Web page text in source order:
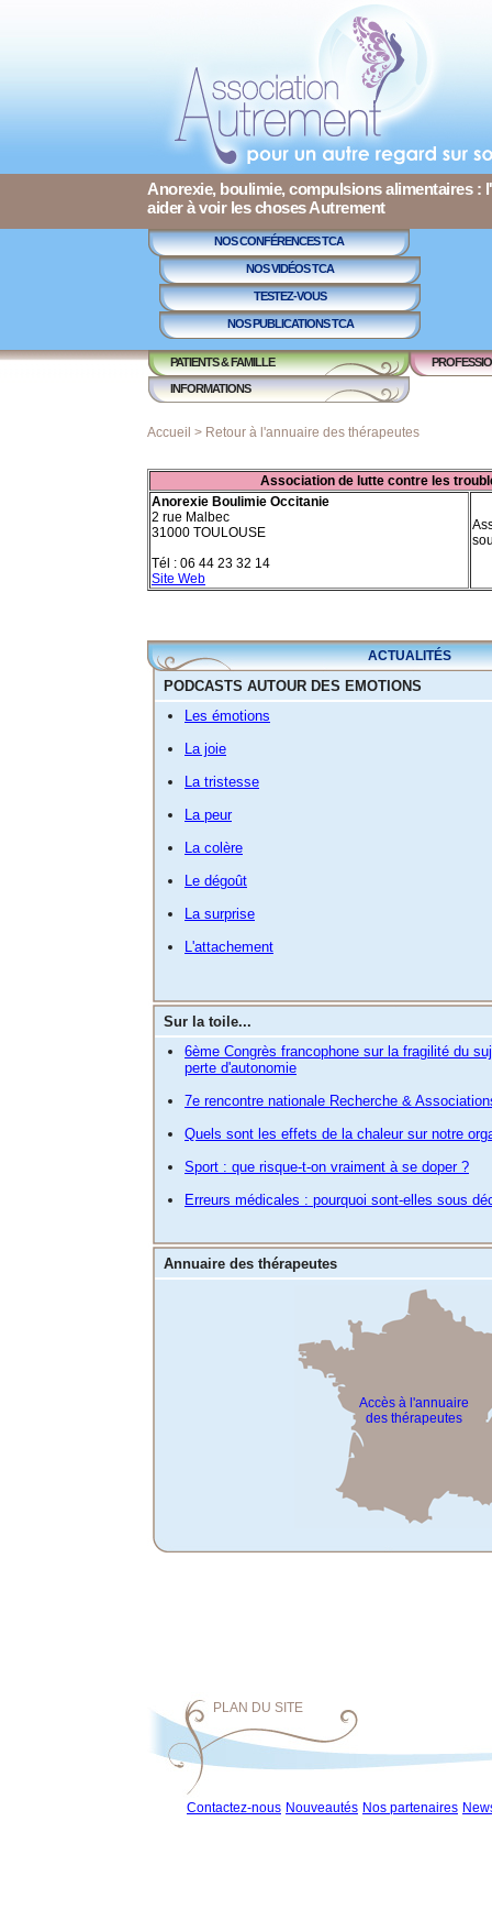
Anorexie, boulimie, compulsions alimentaires :
aider à voir les choses Autrement
NOS CONFÉRENCES TCA
NOS VIDÉOS TCA
TESTEZ-VOUS
NOS PUBLICATIONS TCA
PATIENTS & FAMILLE
INFORMATIONS
Accueil > Retour à l'annuaire des thérapeutes
Association de lutte contre les
Anorexie Boulimie Occitanie
2 rue Malbec
31000 TOULOUSE
Tél : 06 44 23 32 14
Site Web
ACTUALITÉS
PODCASTS AUTOUR DES EMOTIONS
Les émotions
La joie
La tristesse
La peur
La colère
Le dégoût
La surprise
L'attachement
Sur la toile...
6ème Congrès francophone sur la fragilité du
perte d'autonomie
7e rencontre nationale Recherche &
Quels sont les effets de la chaleur sur notre
Sport : que risque-t-on vraiment à se doper ?
Erreurs médicales : pourquoi sont-elles sous
Annuaire des thérapeutes
Accès à l'annuaire
des thérapeutes
PLAN DU SITE
Contactez-nous Nouveautés Nos partenaires